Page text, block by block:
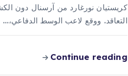
كريستيان نورغارد من آرسنال دون
التعاقد. ووقع لاعب الوسط الدفاعي،…
Continue reading